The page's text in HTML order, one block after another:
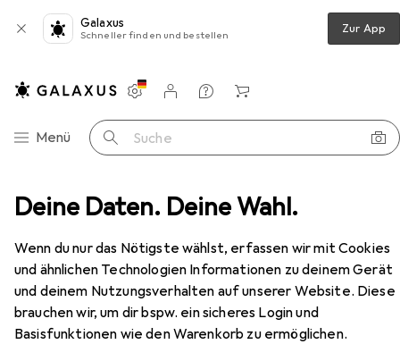
Deine Daten. Deine Wahl.
Wenn du nur das Nötigste wählst, erfassen wir mit Cookies
und ähnlichen Technologien Informationen zu deinem Gerät
und deinem Nutzungsverhalten auf unserer Website. Diese
brauchen wir, um dir bspw. ein sicheres Login und
Basisfunktionen wie den Warenkorb zu ermöglichen.
Galaxus
Schneller finden und bestellen Zur App
Navigation nach Kategorien
Menü Suche
Einstellungen
Kundenkonto
Vergleichslisten
Merklisten
Warenkorb
Wanddekoration Bilderrahmen ZEP New Easy
EUR
46,85
ZEPNew Easy
40.80 x 60.80 cm